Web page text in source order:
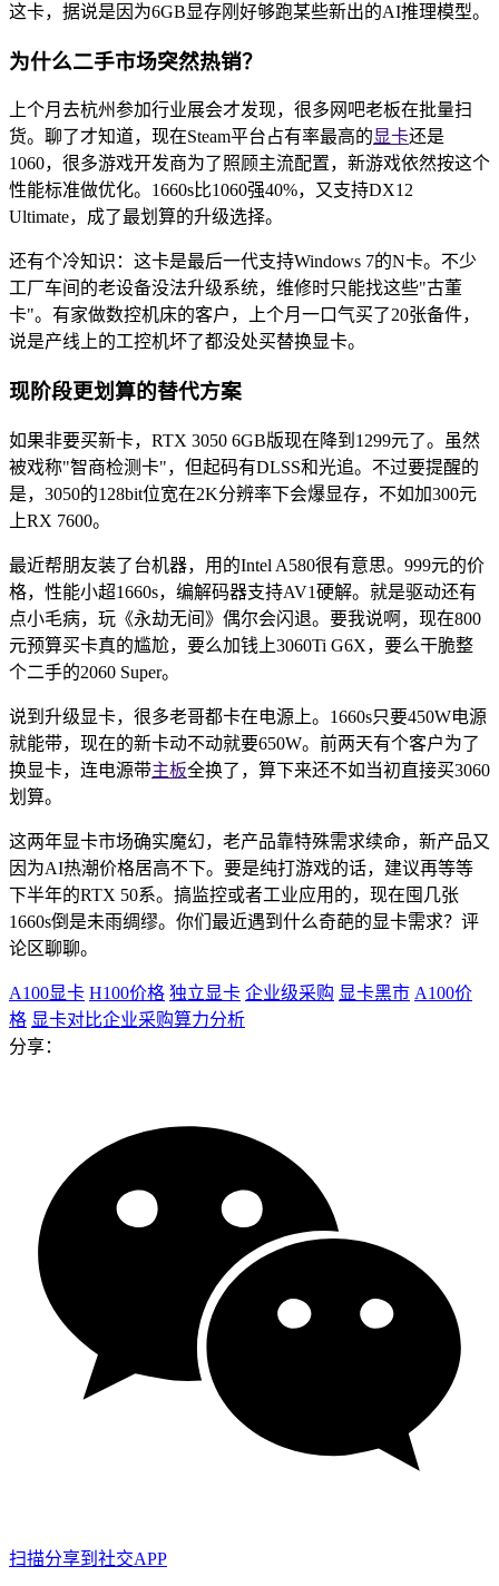
这卡，据说是因为6GB显存刚好够跑某些新出的AI推理模型。
为什么二手市场突然热销？
上个月去杭州参加行业展会才发现，很多网吧老板在批量扫
货。聊了才知道，现在Steam平台占有率最高的显卡还是
1060，很多游戏开发商为了照顾主流配置，新游戏依然按这个
性能标准做优化。1660s比1060强40%，又支持DX12
Ultimate，成了最划算的升级选择。
还有个冷知识：这卡是最后一代支持Windows 7的N卡。不少
工厂车间的老设备没法升级系统，维修时只能找这些"古董
卡"。有家做数控机床的客户，上个月一口气买了20张备件，
说是产线上的工控机坏了都没处买替换显卡。
现阶段更划算的替代方案
如果非要买新卡，RTX 3050 6GB版现在降到1299元了。虽然
被戏称"智商检测卡"，但起码有DLSS和光追。不过要提醒的
是，3050的128bit位宽在2K分辨率下会爆显存，不如加300元
上RX 7600。
最近帮朋友装了台机器，用的Intel A580很有意思。999元的价
格，性能小超1660s，编解码器支持AV1硬解。就是驱动还有
点小毛病，玩《永劫无间》偶尔会闪退。要我说啊，现在800
元预算买卡真的尴尬，要么加钱上3060Ti G6X，要么干脆整
个二手的2060 Super。
说到升级显卡，很多老哥都卡在电源上。1660s只要450W电源
就能带，现在的新卡动不动就要650W。前两天有个客户为了
换显卡，连电源带主板全换了，算下来还不如当初直接买3060
划算。
这两年显卡市场确实魔幻，老产品靠特殊需求续命，新产品又
因为AI热潮价格居高不下。要是纯打游戏的话，建议再等等
下半年的RTX 50系。搞监控或者工业应用的，现在囤几张
1660s倒是未雨绸缪。你们最近遇到什么奇葩的显卡需求？评
论区聊聊。
A100显卡 H100价格 独立显卡 企业级采购 显卡黑市 A100价
格 显卡对比企业采购算力分析
分享：
扫描分享到社交APP